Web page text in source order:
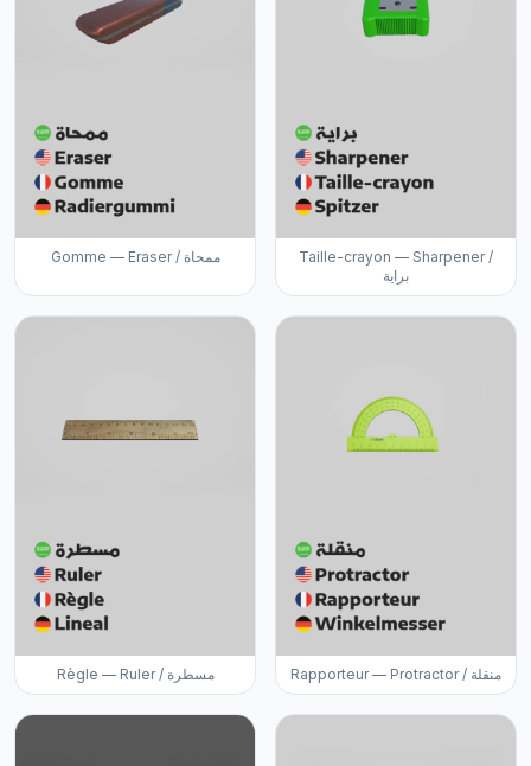
Gomme — Eraser / ممحاة
Taille-crayon — Sharpener /
براية
Règle — Ruler / مسطرة Rapporteur — Protractor / منقلة